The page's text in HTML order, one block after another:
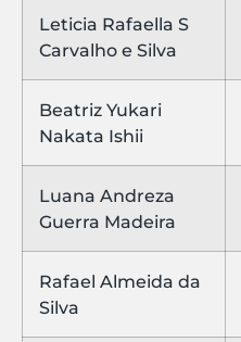
Leticia Rafaella S
Carvalho e Silva
Beatriz Yukari
Nakata Ishii
Luana Andreza
Guerra Madeira
Rafael Almeida da
Silva